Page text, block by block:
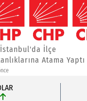
İstanbul'da İlçe
Atama Yaptı